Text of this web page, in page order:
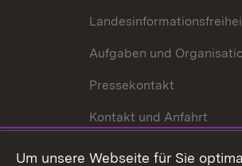
Aufgaben und
Pressekontakt
Kontakt und Anfahrt
Um unsere Webseite für Sie